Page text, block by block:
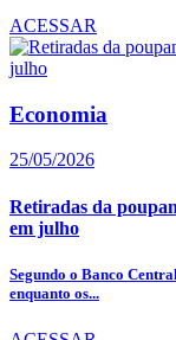
ACESSAR
Economia
25/05/2026
Retiradas da
em julho
Segundo o Banco
enquanto os...